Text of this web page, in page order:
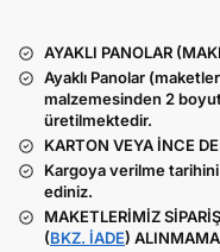
AYAKLI PANOLAR
Ayaklı Panolar
malzemesinden 2
üretilmektedir.
KARTON VEYA İNCE
Kargoya verilme
ediniz.
MAKETLERİMİZ
(BKZ. İADE)